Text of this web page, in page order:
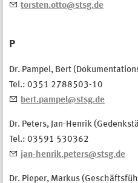
torsten.otto@stsg.de
P
Dr. Pampel, Bert
Tel.: 0351 2788503-10
bert.pampel@stsg.de
Dr. Peters, Jan-Henrik
Tel.: 03591 530362
jan-henrik.peters@stsg.de
Dr. Pieper, Markus